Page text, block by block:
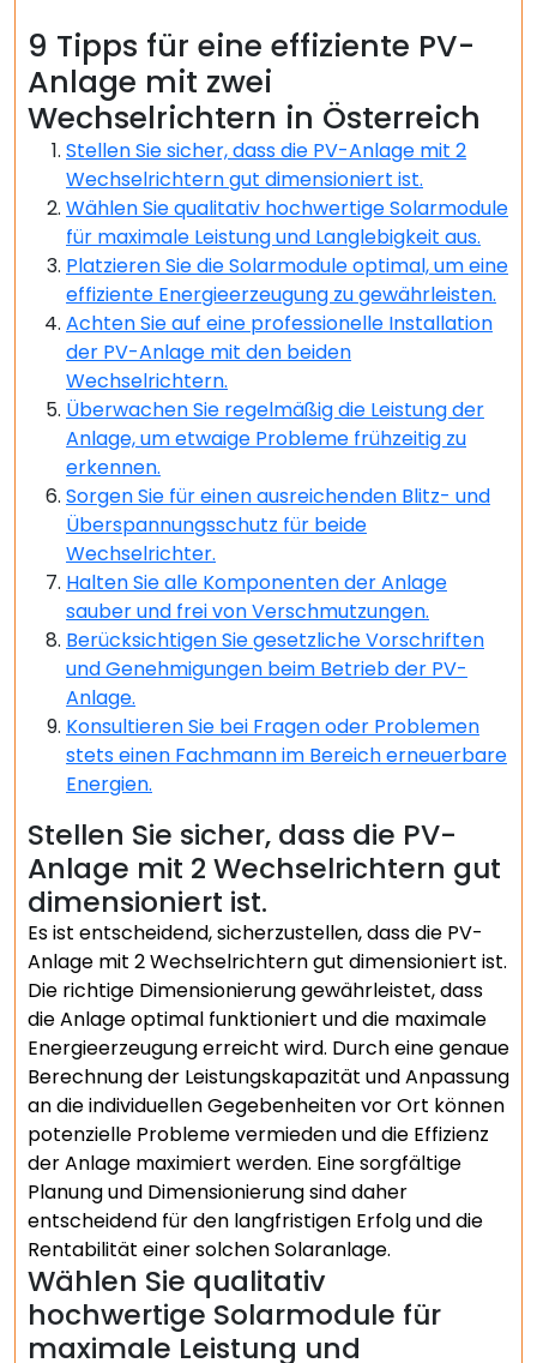
9 Tipps für eine effiziente PV-
Anlage mit zwei
Wechselrichtern in Österreich
Stellen Sie sicher, dass die PV-Anlage mit 2
Wechselrichtern gut dimensioniert ist.
Wählen Sie qualitativ hochwertige Solarmodule
für maximale Leistung und Langlebigkeit aus.
Platzieren Sie die Solarmodule optimal, um eine
effiziente Energieerzeugung zu gewährleisten.
Achten Sie auf eine professionelle Installation
der PV-Anlage mit den beiden
Wechselrichtern.
Überwachen Sie regelmäßig die Leistung der
Anlage, um etwaige Probleme frühzeitig zu
erkennen.
Sorgen Sie für einen ausreichenden Blitz- und
Überspannungsschutz für beide
Wechselrichter.
Halten Sie alle Komponenten der Anlage
sauber und frei von Verschmutzungen.
Berücksichtigen Sie gesetzliche Vorschriften
und Genehmigungen beim Betrieb der PV-
Anlage.
Konsultieren Sie bei Fragen oder Problemen
stets einen Fachmann im Bereich erneuerbare
Energien.
Stellen Sie sicher, dass die PV-
Anlage mit 2 Wechselrichtern gut
dimensioniert ist.
Es ist entscheidend, sicherzustellen, dass die PV-
Anlage mit 2 Wechselrichtern gut dimensioniert ist.
Die richtige Dimensionierung gewährleistet, dass
die Anlage optimal funktioniert und die maximale
Energieerzeugung erreicht wird. Durch eine genaue
Berechnung der Leistungskapazität und Anpassung
an die individuellen Gegebenheiten vor Ort können
potenzielle Probleme vermieden und die Effizienz
der Anlage maximiert werden. Eine sorgfältige
Planung und Dimensionierung sind daher
entscheidend für den langfristigen Erfolg und die
Rentabilität einer solchen Solaranlage.
Wählen Sie qualitativ
hochwertige Solarmodule für
maximale Leistung und